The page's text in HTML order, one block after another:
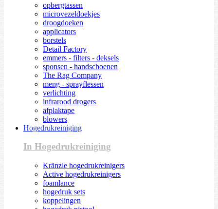
opbergtassen
microvezeldoekjes
droogdoeken
applicators
borstels
Detail Factory
emmers - filters - deksels
sponsen - handschoenen
The Rag Company
meng - sprayflessen
verlichting
infrarood drogers
afplaktape
blowers
Hogedrukreiniging
In Hogedrukreiniging
Kränzle hogedrukreinigers
Active hogedrukreinigers
foamlance
hogedruk sets
koppelingen